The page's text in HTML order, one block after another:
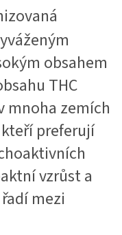
obsahem
THC
zemích
preferují
vzrůst a
mezi